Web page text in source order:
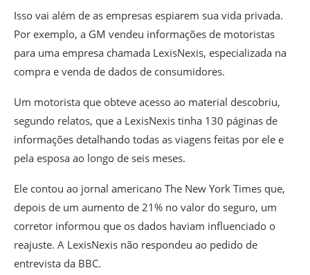
Isso vai além de as empresas espiarem sua vida privada.
Por exemplo, a GM vendeu informações de motoristas
para uma empresa chamada LexisNexis, especializada na
compra e venda de dados de consumidores.
Um motorista que obteve acesso ao material descobriu,
segundo relatos, que a LexisNexis tinha 130 páginas de
informações detalhando todas as viagens feitas por ele e
pela esposa ao longo de seis meses.
Ele contou ao jornal americano The New York Times que,
depois de um aumento de 21% no valor do seguro, um
corretor informou que os dados haviam influenciado o
reajuste. A LexisNexis não respondeu ao pedido de
entrevista da BBC.